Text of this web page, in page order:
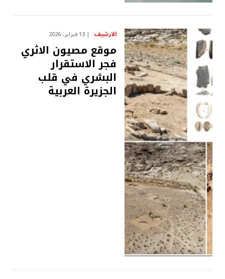
الارشيف 13 فبراير، 2026
موقع مصيون الاثري
فجر الاستقرار
البشري في قلب
الجزيرة العربية